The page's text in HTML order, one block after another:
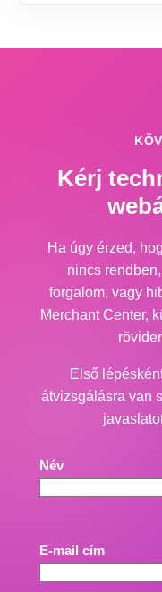
Kérj
Ha úgy érzed,
nincs
forgalom, vagy
Merchant Center,
Első
átvizsgálásra van
Név
E-mail cím